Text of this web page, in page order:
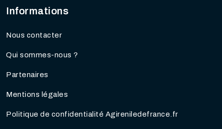
Informations
Nous contacter
Qui sommes-nous ?
Partenaires
Mentions légales
Politique de confidentialité Agireniledefrance.fr